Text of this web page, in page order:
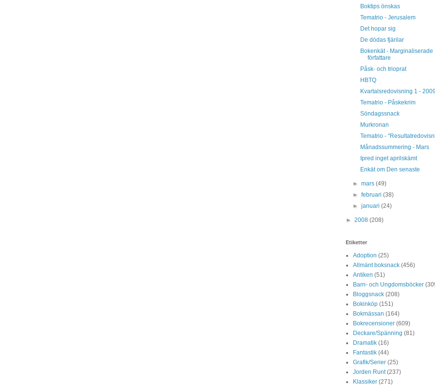
Boktips önskas
Tematrio - Jerusalem
Det hopar sig
De dödas fjärilar
Bokenkät - Marginaliserade
författare
Påsk- och trioprat
HBTQ
Kvartalsredovisning 1 -
Tematrio - Påskekrim
Söndagssnack
Murkronan
Tematrio -
Månadssummering - Mars
Ipred inget aprilskämt
Enkät om Den senaste
►mars(49)
►februari(38)
►januari(24)
► 2008 (208)
Etiketter
Adoption (25)
Allmänt boksnack (456)
Antiken (51)
Barn- och Ungdomsböcker
Bloggsnack (208)
Bokinköp (151)
Bokmässan (164)
Bokrecensioner (609)
Deckare/Spänning (81)
Dramatik (16)
Fantastik (44)
Grafik/Serier (25)
Jorden Runt (237)
Klassiker (271)